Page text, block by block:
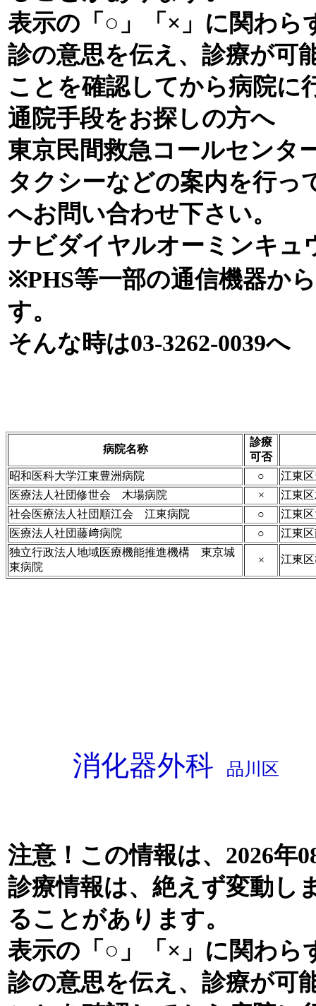
表示の「○」「×」に関わら
診の意思を伝え、診療が可
ことを確認してから病院に
通院手段をお探しの方へ
東京民間救急コールセンタ
タクシーなどの案内を行っ
へお問い合わせ下さい。
ナビダイヤルオーミンキュ
※PHS等一部の通信機器か
す。
そんな時は03-3262-0039へ
病院名称
診療
可否
昭和医科大学江東豊洲病院
○
江東
医療法人社団修世会 木場病院
×
江東
社会医療法人社団順江会 江東病院
○
江東
医療法人社団藤﨑病院
○
江東
独立行政法人地域医療機能推進機構 東京城
東病院
× 江東
消化器外科 品川区
注意！この情報は、2026年
診療情報は、絶えず変動し
ることがあります。
表示の「○」「×」に関わら
診の意思を伝え、診療が可